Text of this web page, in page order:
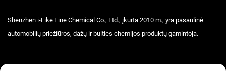
Shenzhen i-Like Fine Chemical Co., Ltd., įkurta 2010 m., yra pasaulinė
automobilių priežiūros, dažų ir buities chemijos produktų gamintoja.